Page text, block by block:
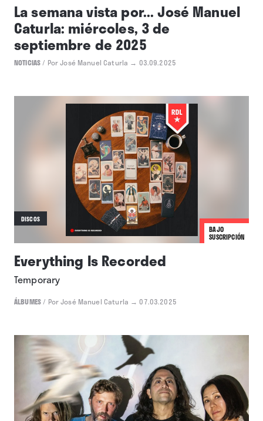
La semana vista por... José Manuel
Caturla: miércoles, 3 de
septiembre de 2025
NOTICIAS/ Por José Manuel Caturla → 03.09.2025
BAJO
SUSCRIPCIÓN
DISCOS
Everything Is Recorded
Temporary
ÁLBUMES/ Por José Manuel Caturla → 07.03.2025